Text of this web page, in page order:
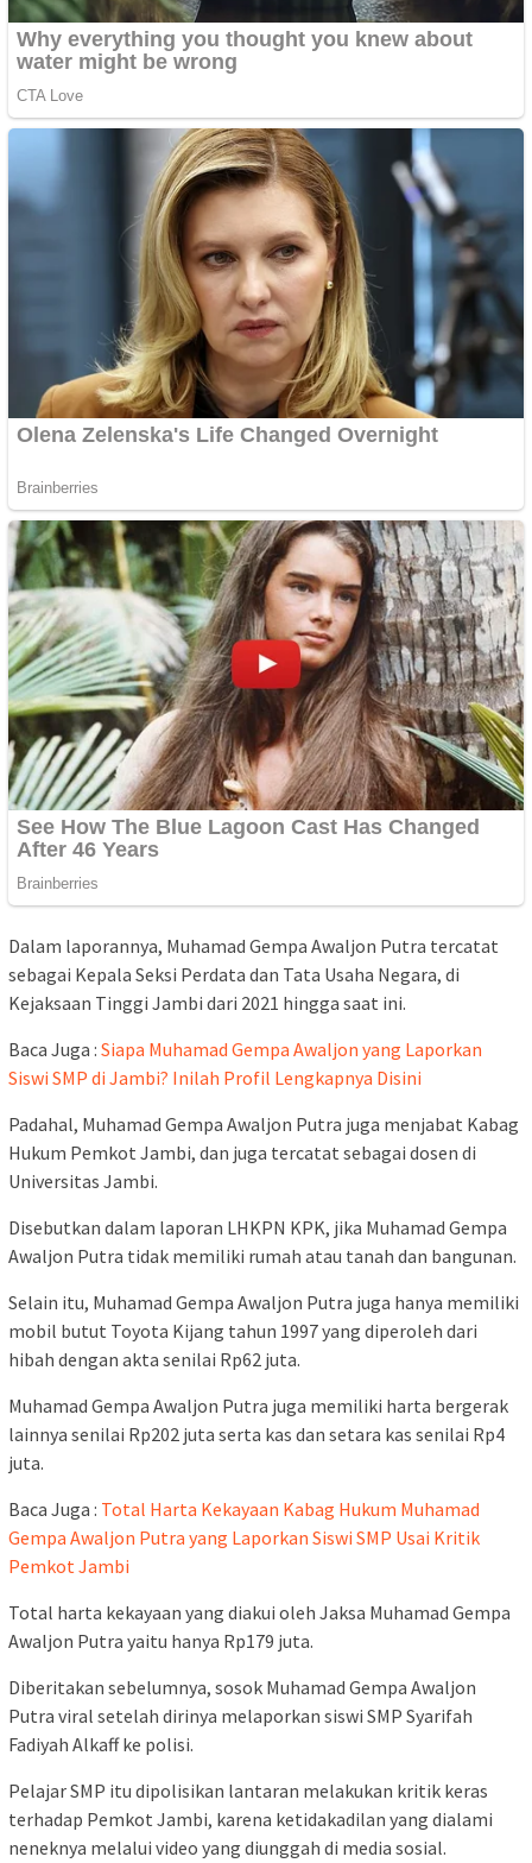
Dalam laporannya, Muhamad Gempa Awaljon Putra tercatat
sebagai Kepala Seksi Perdata dan Tata Usaha Negara, di
Kejaksaan Tinggi Jambi dari 2021 hingga saat ini.
Baca Juga : Siapa Muhamad Gempa Awaljon yang Laporkan
Siswi SMP di Jambi? Inilah Profil Lengkapnya Disini
Padahal, Muhamad Gempa Awaljon Putra juga menjabat Kabag
Hukum Pemkot Jambi, dan juga tercatat sebagai dosen di
Universitas Jambi.
Disebutkan dalam laporan LHKPN KPK, jika Muhamad Gempa
Awaljon Putra tidak memiliki rumah atau tanah dan bangunan.
Selain itu, Muhamad Gempa Awaljon Putra juga hanya memiliki
mobil butut Toyota Kijang tahun 1997 yang diperoleh dari
hibah dengan akta senilai Rp62 juta.
Muhamad Gempa Awaljon Putra juga memiliki harta bergerak
lainnya senilai Rp202 juta serta kas dan setara kas senilai Rp4
juta.
Baca Juga : Total Harta Kekayaan Kabag Hukum Muhamad
Gempa Awaljon Putra yang Laporkan Siswi SMP Usai Kritik
Pemkot Jambi
Total harta kekayaan yang diakui oleh Jaksa Muhamad Gempa
Awaljon Putra yaitu hanya Rp179 juta.
Diberitakan sebelumnya, sosok Muhamad Gempa Awaljon
Putra viral setelah dirinya melaporkan siswi SMP Syarifah
Fadiyah Alkaff ke polisi.
Pelajar SMP itu dipolisikan lantaran melakukan kritik keras
terhadap Pemkot Jambi, karena ketidakadilan yang dialami
neneknya melalui video yang diunggah di media sosial.